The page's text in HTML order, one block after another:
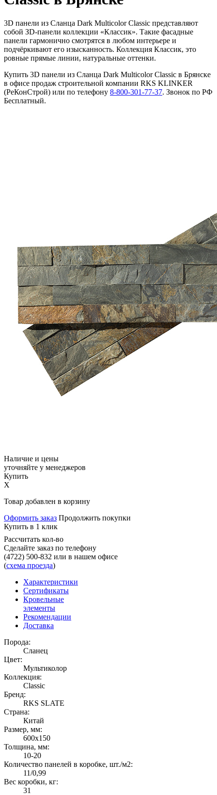
3D панели из Сланца Dark Multicolor Classic представляют
собой ЗD-панели коллекции «Классик». Такие фасадные
панели гармонично смотрятся в любом интерьере и
подчёркивают его изысканность. Коллекция Классик, это
ровные прямые линии, натуральные оттенки.
Купить 3D панели из Сланца Dark Multicolor Classic в Брянске
в офисе продаж строительной компании RKS KLINKER
(РеКонСтрой) или по телефону 8-800-301-77-37. Звонок по РФ
Бесплатный.
Наличие и цены
уточняйте у менеджеров
Купить
X
Товар добавлен в корзину
Оформить заказ Продолжить покупки
Купить в 1 клик
Рассчитать кол-во
Сделайте заказ по телефону
(4722) 500-832 или в нашем офисе
(схема проезда)
Характеристики
Сертификаты
Кровельные
элементы
Рекомендации
Доставка
Порода:
Сланец
Цвет:
Мультиколор
Коллекция:
Classic
Бренд:
RKS SLATE
Страна:
Китай
Размер, мм:
600х150
Толщина, мм:
10-20
Количество панелей в коробке, шт./м2:
11/0,99
Вес коробки, кг:
31